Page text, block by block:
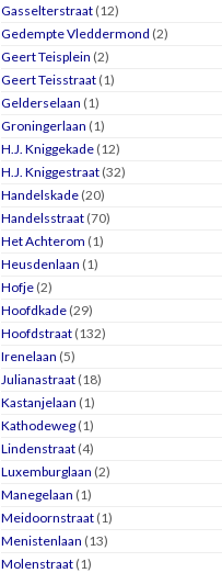
Gasselterstraat (12)
Gedempte Vleddermond (2)
Geert Teisplein (2)
Geert Teisstraat (1)
Gelderselaan (1)
Groningerlaan (1)
H.J. Kniggekade (12)
H.J. Kniggestraat (32)
Handelskade (20)
Handelsstraat (70)
Het Achterom (1)
Heusdenlaan (1)
Hofje (2)
Hoofdkade (29)
Hoofdstraat (132)
Irenelaan (5)
Julianastraat (18)
Kastanjelaan (1)
Kathodeweg (1)
Lindenstraat (4)
Luxemburglaan (2)
Manegelaan (1)
Meidoornstraat (1)
Menistenlaan (13)
Molenstraat (1)